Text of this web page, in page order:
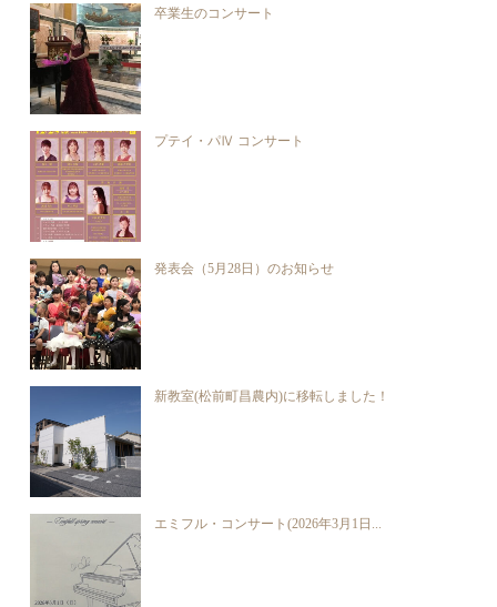
卒業生のコンサート
プテイ・パⅣ コンサート
発表会（5月28日）のお知らせ
新教室(松前町昌農内)に移転しました！
エミフル・コンサート(2026年3月1日...